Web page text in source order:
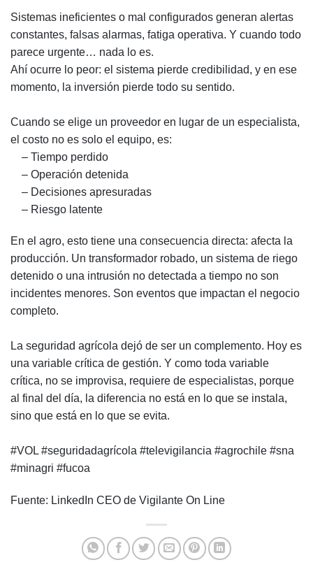
Sistemas ineficientes o mal configurados generan alertas
constantes, falsas alarmas, fatiga operativa. Y cuando todo
parece urgente… nada lo es.
Ahí ocurre lo peor: el sistema pierde credibilidad, y en ese
momento, la inversión pierde todo su sentido.
Cuando se elige un proveedor en lugar de un especialista,
el costo no es solo el equipo, es:
– Tiempo perdido
– Operación detenida
– Decisiones apresuradas
– Riesgo latente
En el agro, esto tiene una consecuencia directa: afecta la
producción. Un transformador robado, un sistema de riego
detenido o una intrusión no detectada a tiempo no son
incidentes menores. Son eventos que impactan el negocio
completo.
La seguridad agrícola dejó de ser un complemento. Hoy es
una variable crítica de gestión. Y como toda variable
crítica, no se improvisa, requiere de especialistas, porque
al final del día, la diferencia no está en lo que se instala,
sino que está en lo que se evita.
#VOL #seguridadagrícola #televigilancia #agrochile #sna
#minagri #fucoa
Fuente: LinkedIn CEO de Vigilante On Line